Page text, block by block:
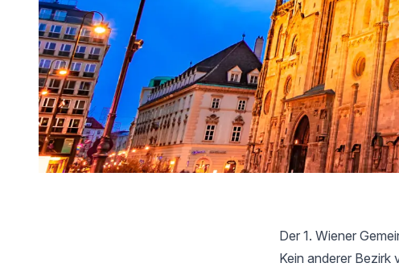
Der 1. Wiener
Kein anderer Bezirk